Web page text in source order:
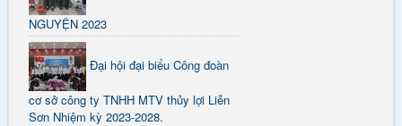
NGUYỆN 2023
Đại hội đại biểu Công đoàn
cơ sở công ty TNHH MTV thủy lợi Liễn
Sơn Nhiệm kỳ 2023-2028.